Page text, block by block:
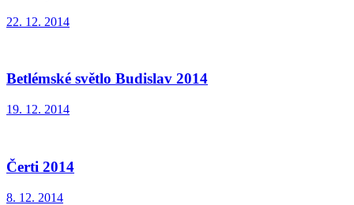
22. 12. 2014
Betlémské světlo Budislav 2014
19. 12. 2014
Čerti 2014
8. 12. 2014